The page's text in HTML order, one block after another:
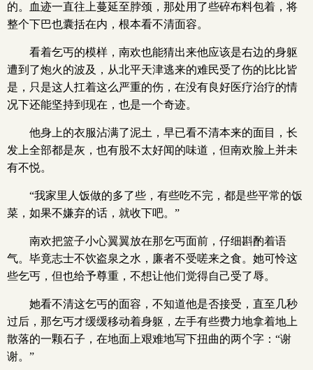
的。血迹一直往上蔓延至脖颈，那处用了些碎布料包着，将
整个下巴也囊括在内，根本看不清面容。
看着乞丐的模样，南欢也能猜出来他应该是右边的身躯
遭到了炮火的波及，从北平天津逃来的难民受了伤的比比皆
是，只是这人扛着这么严重的伤，在没有良好医疗治疗的情
况下还能坚持到现在，也是一个奇迹。
他身上的衣服沾满了泥土，早已看不清本来的面目，长
发上全部都是灰，也有股不太好闻的味道，但南欢脸上并未
有不悦。
“我家里人饭做的多了些，有些吃不完，都是些平常的饭
菜，如果不嫌弃的话，就收下吧。”
南欢把篮子小心翼翼放在那乞丐面前，仔细斟酌着语
气。毕竟志士不饮盗泉之水，廉者不受嗟来之食。她可怜这
些乞丐，但也给予尊重，不想让他们觉得自己受了辱。
她看不清这乞丐的面容，不知道他是否接受，直至几秒
过后，那乞丐才缓缓移动着身躯，左手有些费力地拿着地上
散落的一颗石子，在地面上艰难地写下扭曲的两个字：“谢
谢。”